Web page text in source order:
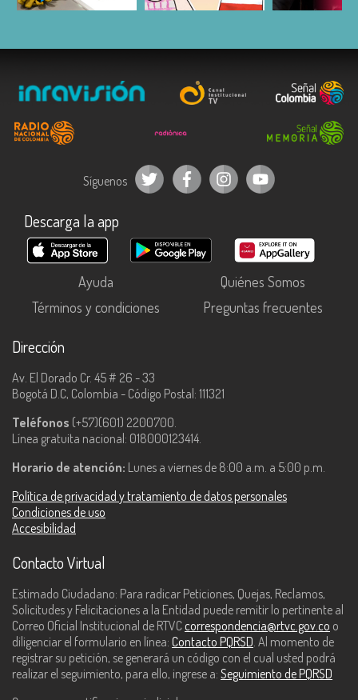
Síguenos
Descarga la app
Ayuda
Quiénes Somos
Términos y condiciones
Preguntas frecuentes
Dirección
Av. El Dorado Cr. 45 # 26 - 33
Bogotá D.C, Colombia - Código Postal: 111321
Teléfonos (+57)(601) 2200700.
Línea gratuita nacional: 018000123414.
Horario de atención: Lunes a viernes de 8:00 a.m. a 5:00 p.m.
Política de privacidad y tratamiento de datos personales
Condiciones de uso
Accesibilidad
Contacto Virtual
Estimado Ciudadano: Para radicar Peticiones, Quejas, Reclamos,
Solicitudes y Felicitaciones a la Entidad puede remitir lo pertinente al
Correo Oficial Institucional de RTVC correspondencia@rtvc.gov.co o
diligenciar el formulario en línea: Contacto PQRSD. Al momento de
registrar su petición, se generará un código con el cual usted podrá
realizar el seguimiento, para ello, ingrese a: Seguimiento de PQRSD